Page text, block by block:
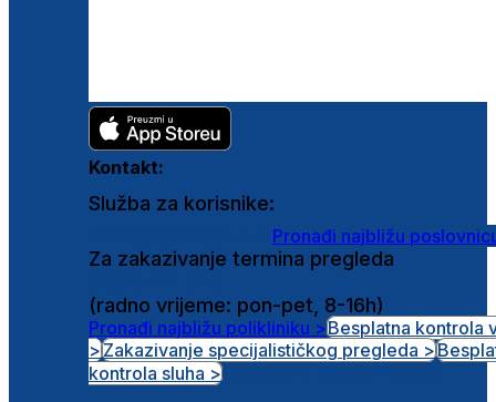
Kontakt:
Služba za korisnike:
Pronađi najbližu
Za zakazivanje termina pregleda
(radno vrijeme: pon-pet, 8-16h)
Pronađi najbližu polikliniku >Besplatna kontrola
>Zakazivanje specijalističkog pregleda >
kontrola sluha >